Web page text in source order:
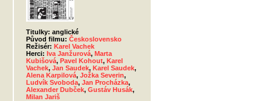
Titulky: anglické
Původ filmu: Československo
Režisér: Karel Vachek
Herci: Iva Janžurová, Marta
Kubišová, Pavel Kohout, Karel
Vachek, Jan Saudek, Karel Saudek,
Alena Karpilová, Jožka Severin,
Ludvík Svoboda, Jan Procházka,
Alexander Dubček, Gustáv Husák,
Milan Jariš